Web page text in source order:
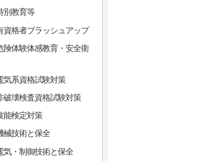
教育等
格者ブラッシュアップ
体験体感教育・安全衛
系資格試験対策
壊検査資格試験対策
検定対策
技術と保全
・制御技術と保全